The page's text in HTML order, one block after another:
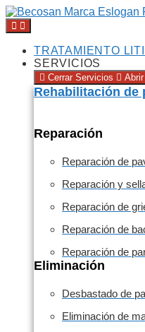
TRATAMIENTO
SERVICIOS
Cerrar Servicios
Rehabilitación de
Reparación
Reparación de
Reparación y
Reparación de
Reparación de
Reparación de
Eliminación
Desbastado de
Eliminación de